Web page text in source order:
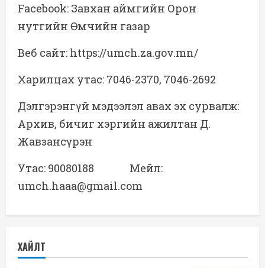
Facebook: Завхан аймгийн Орон
нутгийн Өмчийн газар
Веб сайт: https://umch.za.gov.mn/
Харилцах утас: 7046-2370, 7046-2692
Дэлгэрэнгүй мэдээлэл авах эх сурвалж:
Архив, бичиг хэргийн ажилтан Д.
Жавзансүрэн
Утас: 90080188 Мейл:
umch.haaa@gmail.com
ХАЙЛТ